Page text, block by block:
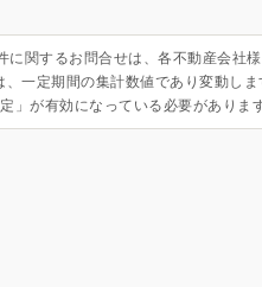
関するお問合せは、各不動産会社様
一定期間の集計数値であり変動しま
が有効になっている必要があります